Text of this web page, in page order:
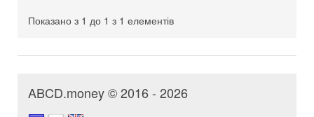
Показано з 1 до 1 з 1 елементів
ABCD.money © 2016 - 2026